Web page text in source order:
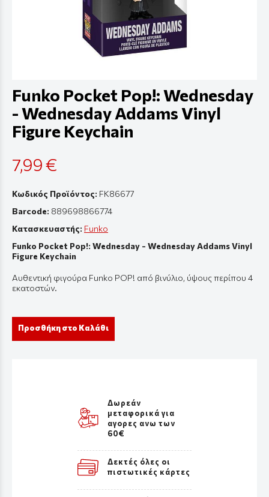
Funko Pocket Pop!: Wednesday
- Wednesday Addams Vinyl
Figure Keychain
7,99 €
Κωδικός Προϊόντος: FK86677
Barcode: 889698866774
Κατασκευαστής: Funko
Funko Pocket Pop!: Wednesday - Wednesday Addams Vinyl
Figure Keychain
Αυθεντική φιγούρα Funko POP! από βινύλιο, ύψους περίπου 4
εκατοστών.
Προσθήκη στο Καλάθι
Δωρεάν
μεταφορικά για
αγορες ανω των
60€
Δεκτές όλες οι
πιστωτικές κάρτες